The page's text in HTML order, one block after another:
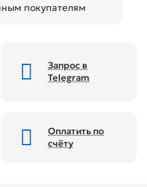
покупателям
Запрос в
Telegram
Оплатить по
счёту